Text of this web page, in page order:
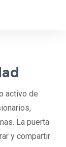
activo de
La puerta
y compartir